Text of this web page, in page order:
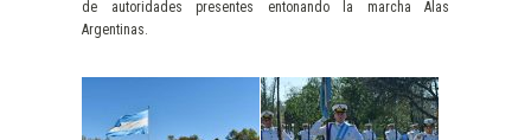
de autoridades presentes entonando la marcha Alas
Argentinas.